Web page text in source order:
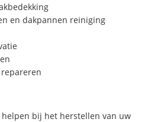
en dakpannen reiniging
repareren
helpen bij het herstellen van uw